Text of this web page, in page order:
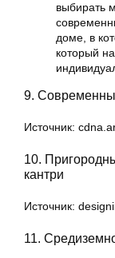
выбирать
доме, в
который
9.
Источник:
10.
кантри
Источник:
11.